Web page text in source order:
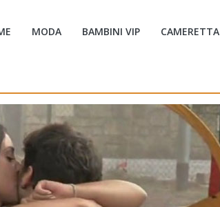
MODA BAMBINI VIP CAMERETTA